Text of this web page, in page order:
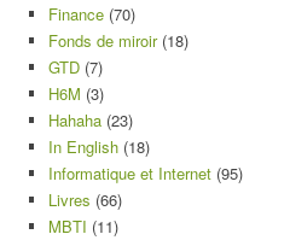
Finance (70)
Fonds de miroir(18)
GTD (7)
H6M (3)
Hahaha (23)
In English (18)
Informatique et Internet (95)
Livres (66)
MBTI (11)